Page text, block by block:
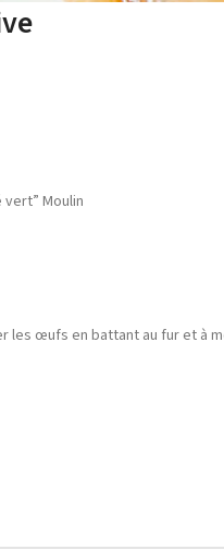
vert” Moulin
les œufs en battant au fur et à